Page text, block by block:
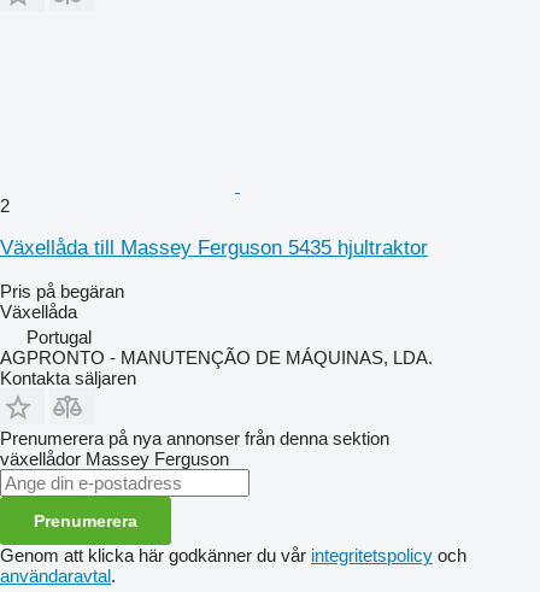
2
Växellåda till Massey Ferguson 5435 hjultraktor
Pris på begäran
Växellåda
Portugal
AGPRONTO - MANUTENÇÃO DE MÁQUINAS, LDA.
Kontakta säljaren
Prenumerera på nya annonser från denna sektion
växellådor Massey Ferguson
Prenumerera
Genom att klicka här godkänner du vår integritetspolicy och
användaravtal.